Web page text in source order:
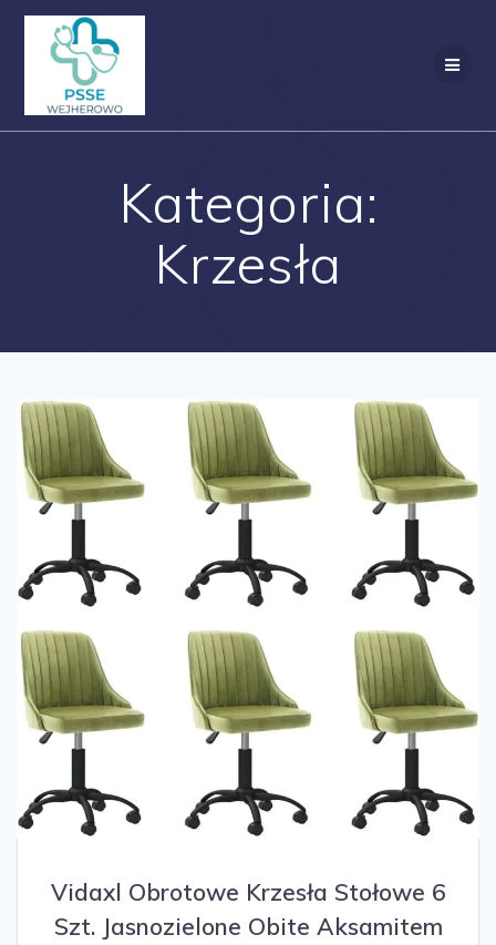
Kategoria:
Krzesła
Vidaxl Obrotowe Krzesła Stołowe 6
Szt. Jasnozielone Obite Aksamitem